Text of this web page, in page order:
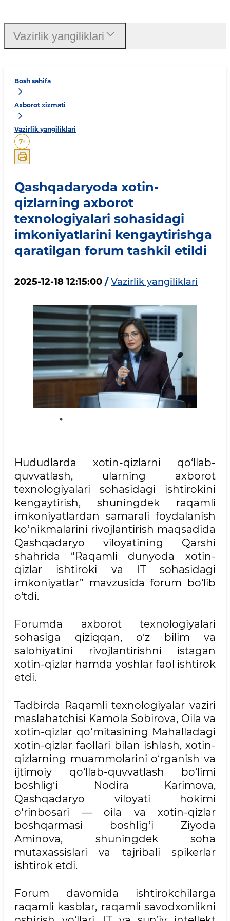
Bosh sahifa
Axborot xizmati
Vazirlik yangiliklari
7+
Qashqadaryoda xotin-
qizlarning axborot
texnologiyalari sohasidagi
imkoniyatlarini kengaytirishga
qaratilgan forum tashkil etildi
2025-12-18 12:15:00 / Vazirlik yangiliklari
Hududlarda xotin-qizlarni qo‘llab-
quvvatlash, ularning axborot
texnologiyalari sohasidagi ishtirokini
kengaytirish, shuningdek raqamli
imkoniyatlardan samarali foydalanish
ko‘nikmalarini rivojlantirish maqsadida
Qashqadaryo viloyatining Qarshi
shahrida “Raqamli dunyoda xotin-
qizlar ishtiroki va IT sohasidagi
imkoniyatlar” mavzusida forum bo‘lib
o‘tdi.
Forumda axborot texnologiyalari
sohasiga qiziqqan, o‘z bilim va
salohiyatini rivojlantirishni istagan
xotin-qizlar hamda yoshlar faol ishtirok
etdi.
Tadbirda Raqamli texnologiyalar vaziri
maslahatchisi Kamola Sobirova, Oila va
xotin-qizlar qo‘mitasining Mahalladagi
xotin-qizlar faollari bilan ishlash, xotin-
qizlarning muammolarini o‘rganish va
ijtimoiy qo‘llab-quvvatlash bo‘limi
boshlig‘i Nodira Karimova,
Qashqadaryo viloyati hokimi
o‘rinbosari — oila va xotin-qizlar
boshqarmasi boshlig‘i Ziyoda
Aminova, shuningdek soha
mutaxassislari va tajribali spikerlar
ishtirok etdi.
Forum davomida ishtirokchilarga
raqamli kasblar, raqamli savodxonlikni
Vazirlik yangiliklari